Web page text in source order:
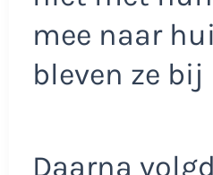
mee naar
bleven ze bij
Daarna